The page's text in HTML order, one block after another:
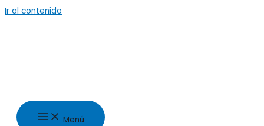
Ir al contenido
Menú